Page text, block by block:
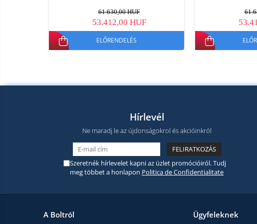
61.630,00 HUF
53.412,00 HUF
ELŐRENDELÉS
Hírlevél
Ne maradj le az újdonságokrol és akcióinkról
Szeretnék hírlevelet kapni az üzlet promócióiról. Tudj
meg többet a honlapon Politica de Confidentialitate
A Boltról Ügyfeleknek